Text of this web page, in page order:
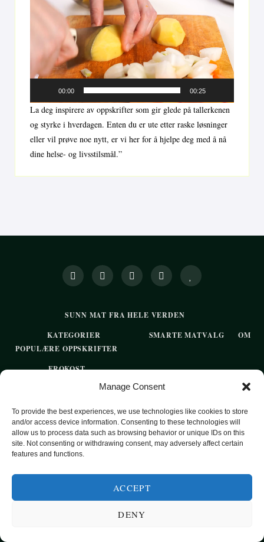
Manage Consent
To provide the best experiences, we use technologies like cookies to store
and/or access device information. Consenting to these technologies will
allow us to process data such as browsing behavior or unique IDs on this
site. Not consenting or withdrawing consent, may adversely affect certain
features and functions.
ACCEPT
DENY
00:00 00:25
La deg inspirere av oppskrifter som gir glede på tallerkenen
og styrke i hverdagen. Enten du er ute etter raske løsninger
eller vil prøve noe nytt, er vi her for å hjelpe deg med å nå
dine helse- og livsstilsmål.”
SUNN MAT FRA HELE VERDEN
KATEGORIER
POPULÆRE OPPSKRIFTER
FROKOST
PASTA
SUPPER
EKSOTISKE SMAKER
SMARTE MATVALG OM